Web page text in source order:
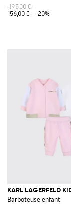
195,00 €
156,00 €
-20%
KARL LAGERFELD
Barboteuse enfant